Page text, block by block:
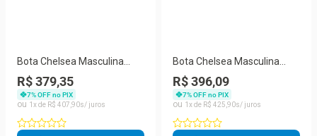
Bota Chelsea Masculina
Couro Legítimo Tricê Urban
Case Tarragona - 68801 -
Mouro
R$ 379,35
7% OFF no PIX
1
R$ 407 90
Bota Chelsea Masculina
Couro Legítimo Detalhe
Avestruz Urban Tarragona -
68803-av - Mouro
R$ 396,09
7% OFF no PIX
1
R$ 425 90